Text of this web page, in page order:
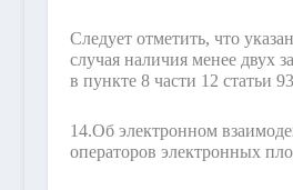
Следует отметить, что
случая наличия менее двух
в пункте 8 части 12 статьи
14.Об электронном
операторов электронных